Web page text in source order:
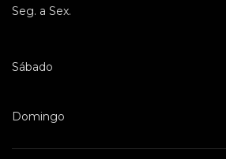
Seg. a Sex.
Sábado
Domingo